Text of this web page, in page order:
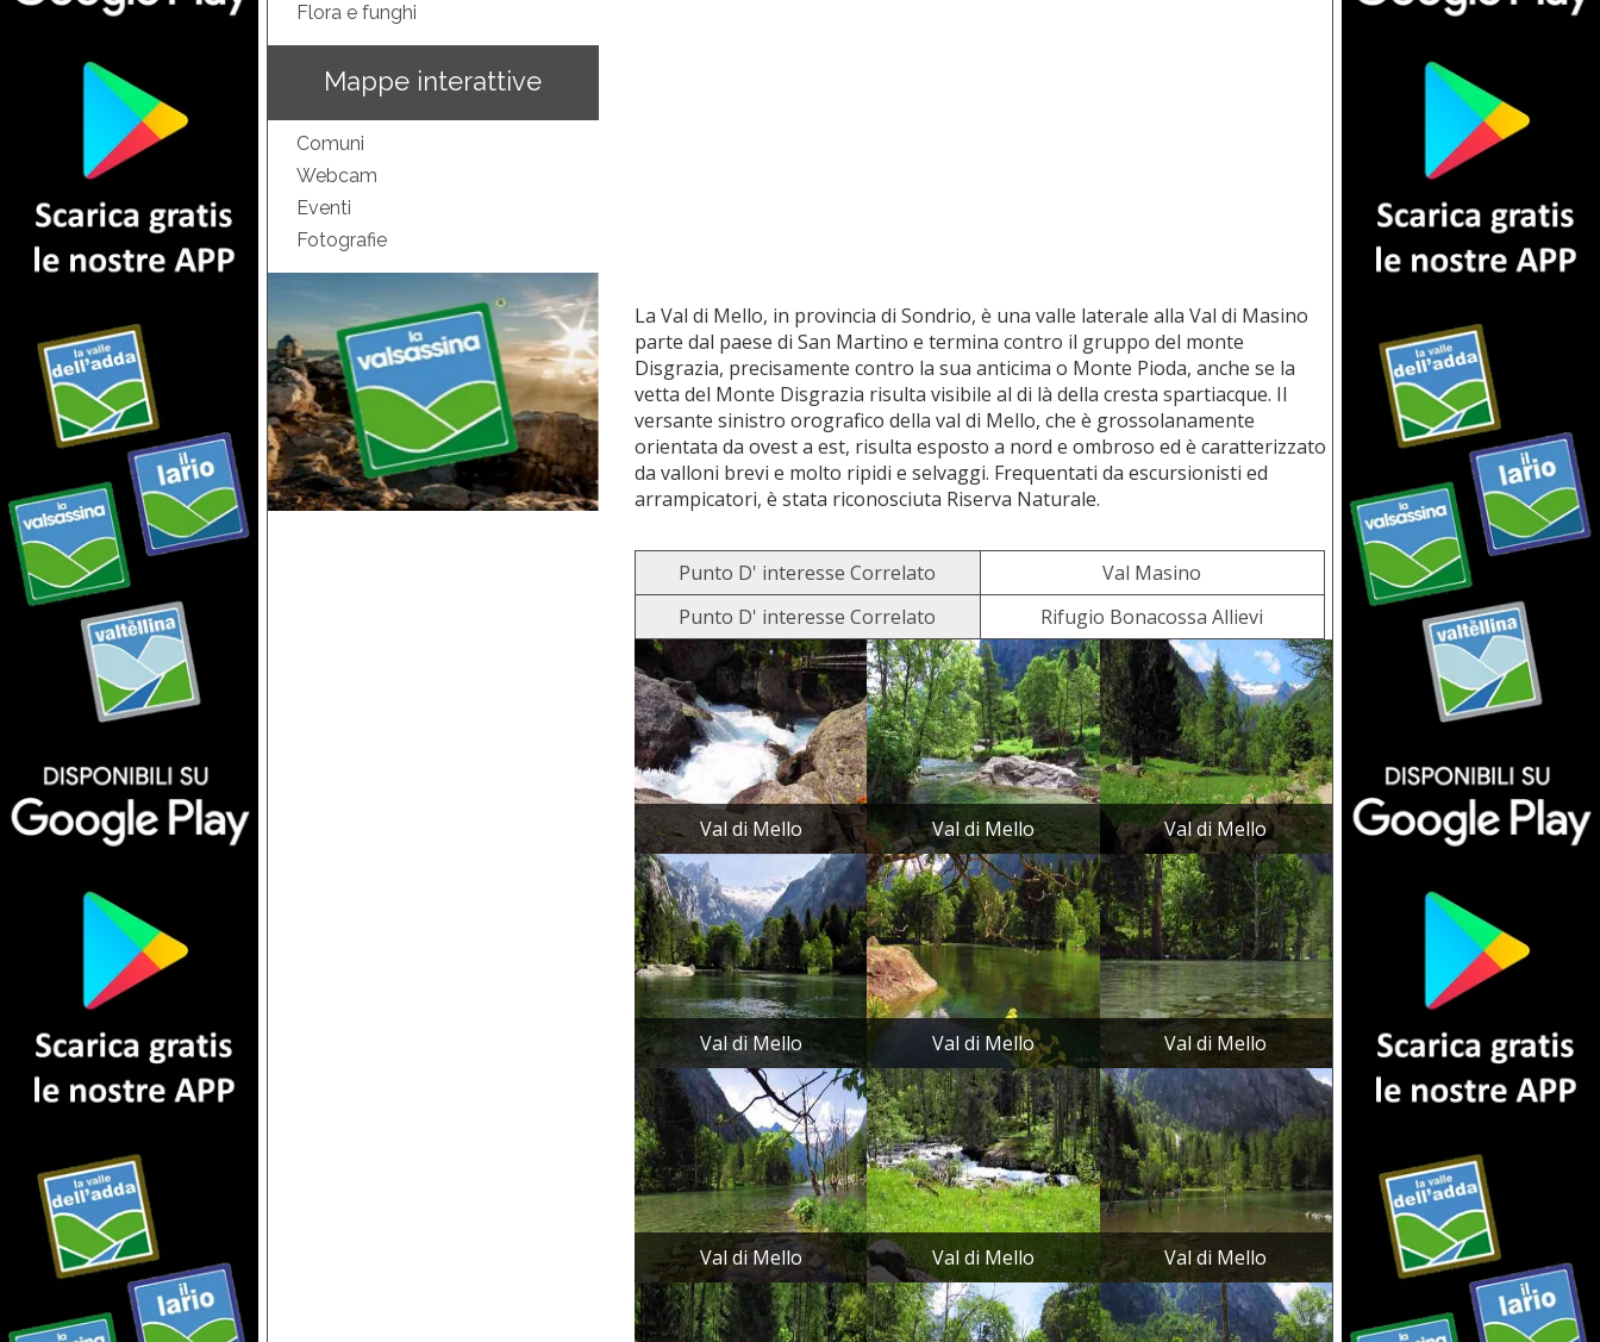
Flora e funghi
Mappe interattive
Comuni
Webcam
Eventi
Fotografie
La Val di Mello, in provincia di Sondrio, è una valle laterale alla Val di Masino
parte dal paese di San Martino e termina contro il gruppo del monte
Disgrazia, precisamente contro la sua anticima o Monte Pioda, anche se la
vetta del Monte Disgrazia risulta visibile al di là della cresta spartiacque. Il
versante sinistro orografico della val di Mello, che è grossolanamente
orientata da ovest a est, risulta esposto a nord e ombroso ed è caratterizzato
da valloni brevi e molto ripidi e selvaggi. Frequentati da escursionisti ed
arrampicatori, è stata riconosciuta Riserva Naturale.
Punto D' interesse Correlato
Val Masino
Punto D' interesse Correlato
Rifugio Bonacossa Allievi
Val di Mello Val di Mello Val di Mello
Val di Mello Val di Mello Val di Mello
Val di Mello Val di Mello Val di Mello